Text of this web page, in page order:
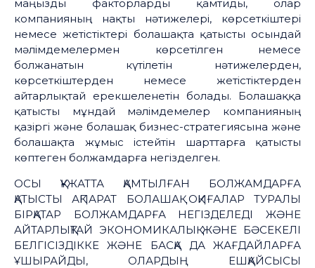
маңызды факторларды қамтиды, олар
компанияның нақты нәтижелері, көрсеткіштері
немесе жетістіктері болашақта қатысты осындай
мәлімдемелермен көрсетілген немесе
болжанатын күтілетін нәтижелерден,
көрсеткіштерден немесе жетістіктерден
айтарлықтай ерекшеленетін болады. Болашаққа
қатысты мұндай мәлімдемелер компанияның
қазіргі және болашақ бизнес-стратегиясына және
болашақта жұмыс істейтін шарттарға қатысты
көптеген болжамдарға негізделген.
ОСЫ ҚҰЖАТТА ҚАМТЫЛҒАН БОЛЖАМДАРҒА
ҚАТЫСТЫ АҚПАРАТ БОЛАШАҚ ОҚИҒАЛАР ТУРАЛЫ
БІРҚАТАР БОЛЖАМДАРҒА НЕГІЗДЕЛЕДІ ЖӘНЕ
АЙТАРЛЫҚТАЙ ЭКОНОМИКАЛЫҚ ЖӘНЕ БӘСЕКЕЛІ
БЕЛГІСІЗДІККЕ ЖӘНЕ БАСҚА ДА ЖАҒДАЙЛАРҒА
ҰШЫРАЙДЫ, ОЛАРДЫҢ ЕШҚАЙСЫСЫ